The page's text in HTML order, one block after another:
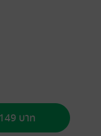
บาท